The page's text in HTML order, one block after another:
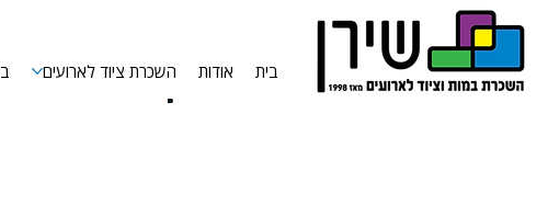
בית אודות השכרת ציוד לארועים